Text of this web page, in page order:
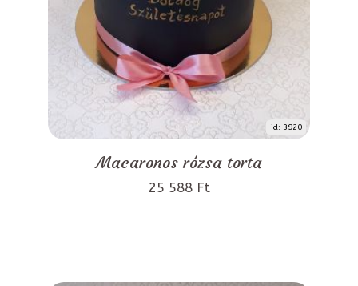
id: 3920
Macaronos rózsa torta
25 588 Ft